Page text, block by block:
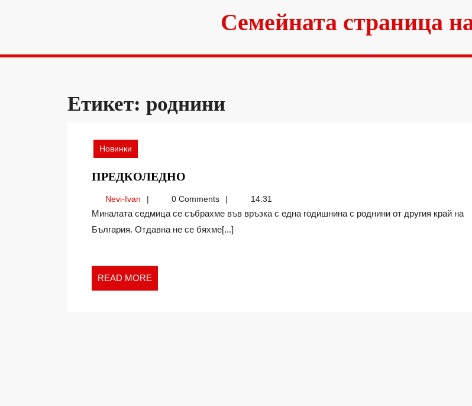
Семейната страница
Етикет: роднини
Новинки
ПРЕДКОЛЕДНО
Nevi-IvanNevi-
Ivan
0 Comments 14:31
Миналата седмица се събрахме във връзка с една годишнина с роднини от другия край на
България. Отдавна не се бяхме[...]
READ MORE
MORE